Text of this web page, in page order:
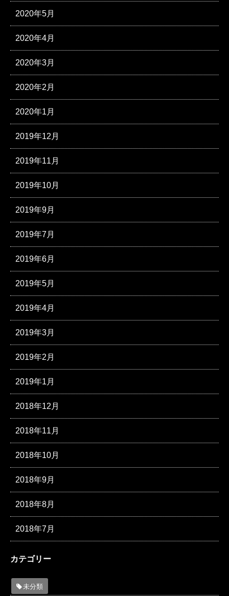
2020年5月
2020年4月
2020年3月
2020年2月
2020年1月
2019年12月
2019年11月
2019年10月
2019年9月
2019年7月
2019年6月
2019年5月
2019年4月
2019年3月
2019年2月
2019年1月
2018年12月
2018年11月
2018年10月
2018年9月
2018年8月
2018年7月
カテゴリー
未分類